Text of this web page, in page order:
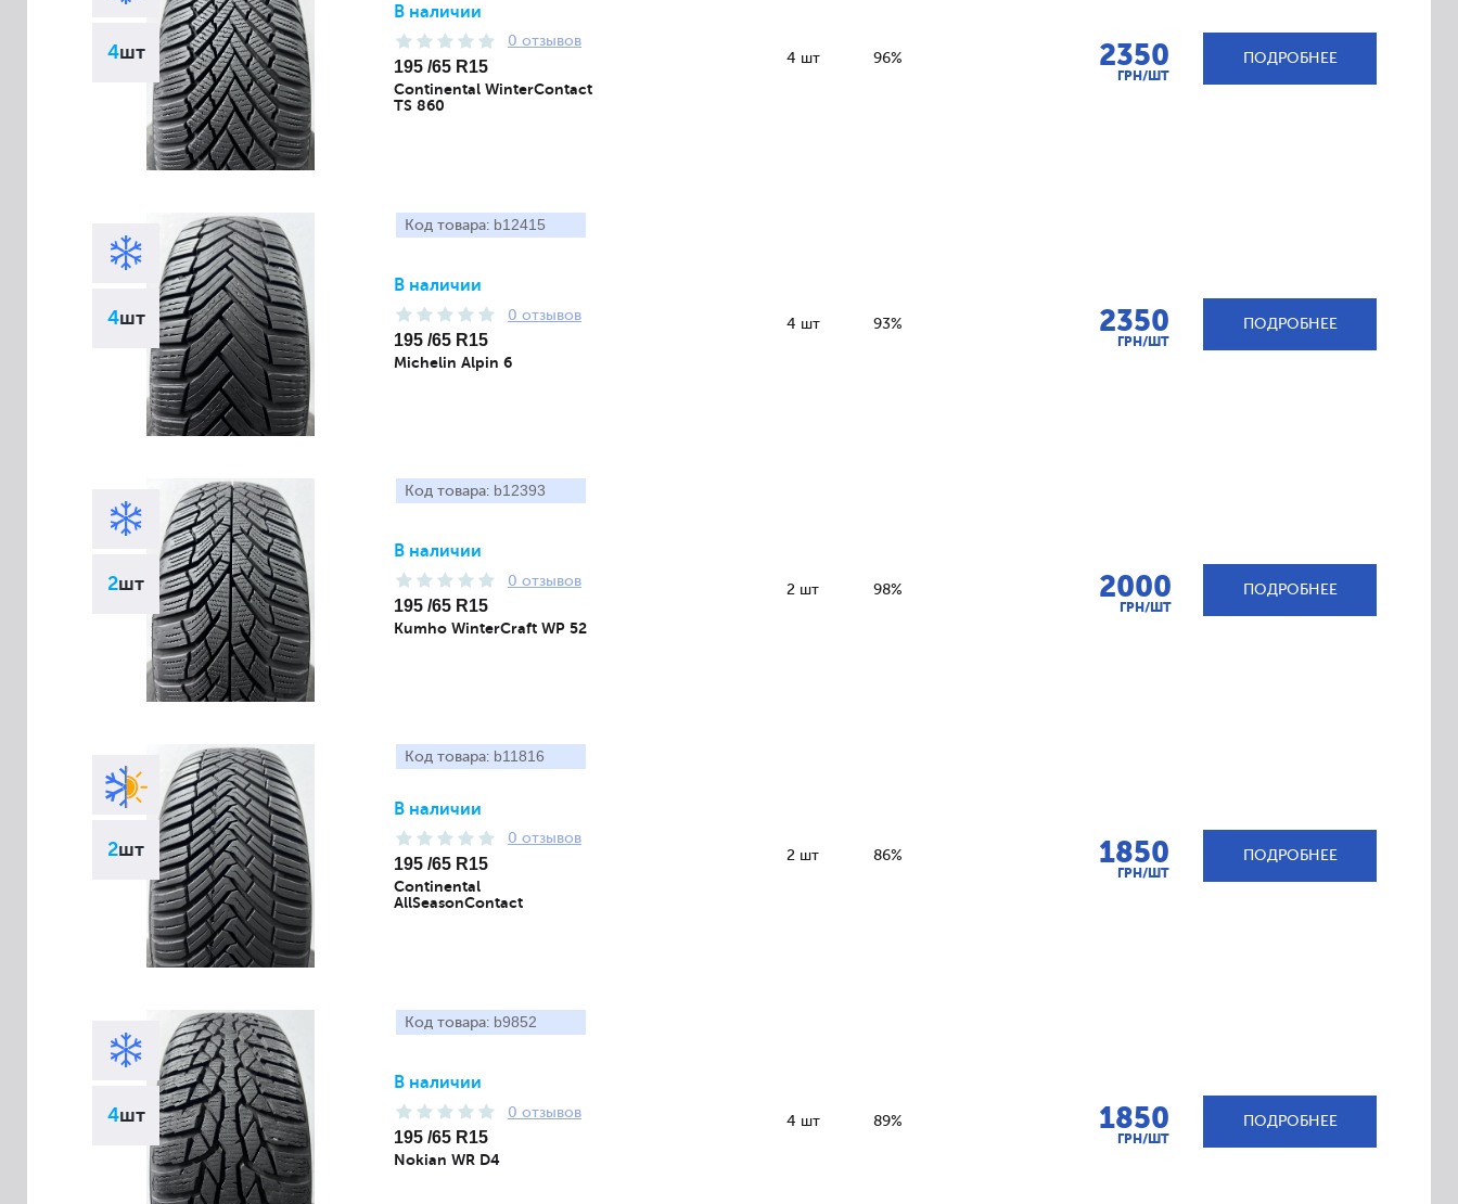
4шт
В наличии
0 отзывов
195 /65 R15
Continental WinterContact
TS 860
4 шт 96% 2350
ГРН/ШТ
ПОДРОБНЕЕ
4шт
Код товара: b12415
В наличии
0 отзывов
195 /65 R15
Michelin Alpin 6
4 шт 93% 2350
ГРН/ШТ
ПОДРОБНЕЕ
2шт
Код товара: b12393
В наличии
0 отзывов
195 /65 R15
Kumho WinterCraft WP 52
2 шт 98% 2000
ГРН/ШТ
ПОДРОБНЕЕ
2шт
Код товара: b11816
В наличии
0 отзывов
195 /65 R15
Continental
AllSeasonContact
2 шт 86% 1850
ГРН/ШТ
ПОДРОБНЕЕ
4шт
Код товара: b9852
В наличии
0 отзывов
195 /65 R15
Nokian WR D4
4 шт 89% 1850
ГРН/ШТ
ПОДРОБНЕЕ